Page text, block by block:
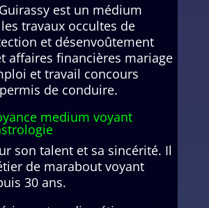
est un médium
travaux occultes de
et désenvoûtement
affaires financières mariage
et travail concours
de conduire.
medium voyant
son talent et sa sincérité. Il
de marabout voyant
30 ans.